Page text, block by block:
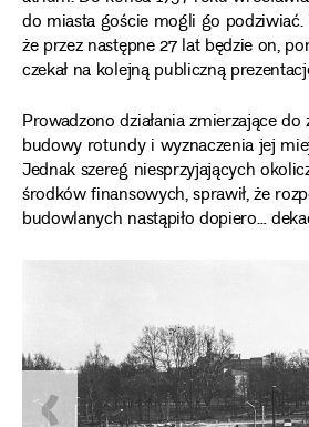
do miasta goście mogli go podziwiać.
że przez następne 27 lat będzie on,
czekał na kolejną publiczną
Prowadzono działania zmierzające
budowy rotundy i wyznaczenia jej
Jednak szereg niesprzyjających
środków finansowych, sprawił, że
budowlanych nastąpiło dopiero…